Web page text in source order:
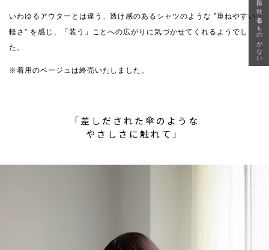
いわゆるアウターとは違う、透け感のあるシャツのような ”重ねやすい
軽さ” を感じ、「装う」ことへの広がりに気づかせてくれるようでし
た。
※着用のベージュは終売いたしました。
「差しだされた傘のような
やさしさに触れて」
急に秋、着るものがない